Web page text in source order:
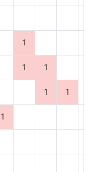
1
1 1
1 1
1